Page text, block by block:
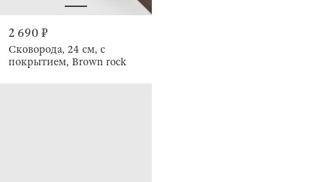
2 690 ₽
Сковорода, 24 см, с
покрытием, Brown rock